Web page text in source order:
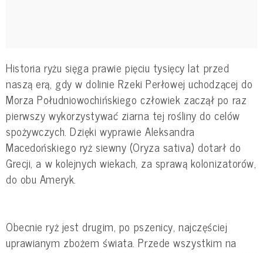
Historia ryżu sięga prawie pięciu tysięcy lat przed
naszą erą, gdy w dolinie Rzeki Perłowej uchodzącej do
Morza Południowochińskiego człowiek zaczął po raz
pierwszy wykorzystywać ziarna tej rośliny do celów
spożywczych. Dzięki wyprawie Aleksandra
Macedońskiego ryż siewny (Oryza sativa) dotarł do
Grecji, a w kolejnych wiekach, za sprawą kolonizatorów,
do obu Ameryk.
Obecnie ryż jest drugim, po pszenicy, najczęściej
uprawianym zbożem świata. Przede wszystkim na